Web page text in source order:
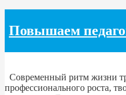
Повышаем
Современный ритм жизни
профессионального роста,